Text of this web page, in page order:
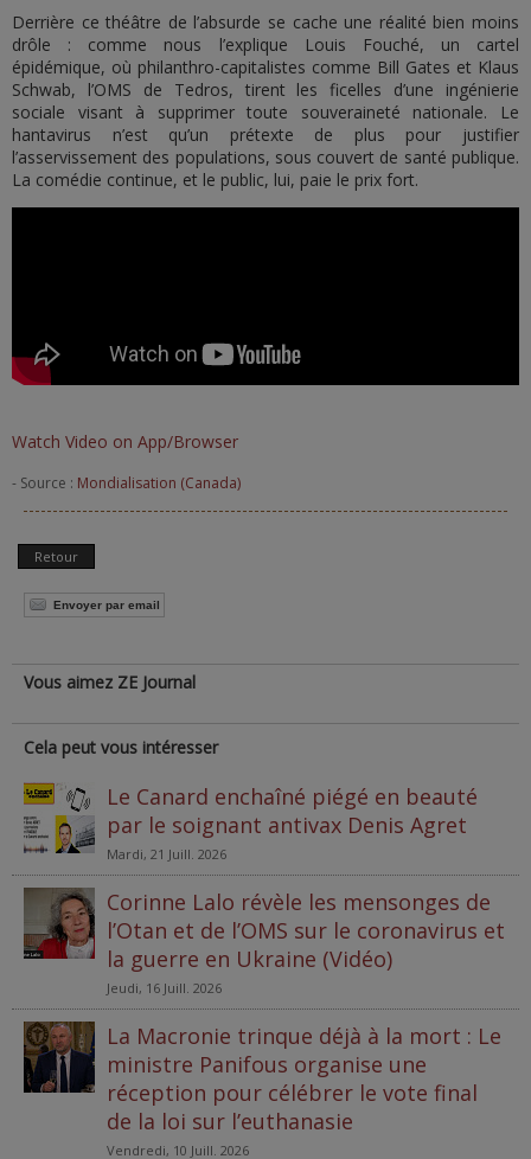
Derrière ce théâtre de l’absurde se cache une réalité bien moins
drôle : comme nous l’explique Louis Fouché, un cartel
épidémique, où philanthro-capitalistes comme Bill Gates et Klaus
Schwab, l’OMS de Tedros, tirent les ficelles d’une ingénierie
sociale visant à supprimer toute souveraineté nationale. Le
hantavirus n’est qu’un prétexte de plus pour justifier
l’asservissement des populations, sous couvert de santé publique.
La comédie continue, et le public, lui, paie le prix fort.
Watch Video on App/Browser
- Source : Mondialisation (Canada)
Retour
Envoyer par email
Vous aimez ZE Journal
Cela peut vous intéresser
Le Canard enchaîné piégé en beauté
par le soignant antivax Denis Agret
Mardi, 21 Juill. 2026
Corinne Lalo révèle les mensonges de
l’Otan et de l’OMS sur le coronavirus et
la guerre en Ukraine (Vidéo)
Jeudi, 16 Juill. 2026
La Macronie trinque déjà à la mort : Le
ministre Panifous organise une
réception pour célébrer le vote final
de la loi sur l’euthanasie
Vendredi, 10 Juill. 2026